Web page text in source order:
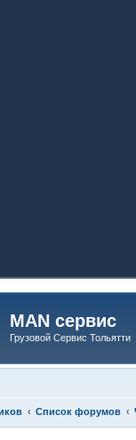
MAN сервис
Грузовой Сервис Тольятти
Список форумов